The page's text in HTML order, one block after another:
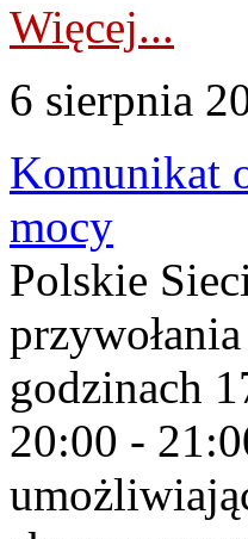
Więcej...
6 sierpnia
Komunikat
mocy
Polskie
godzinach
20:00 -